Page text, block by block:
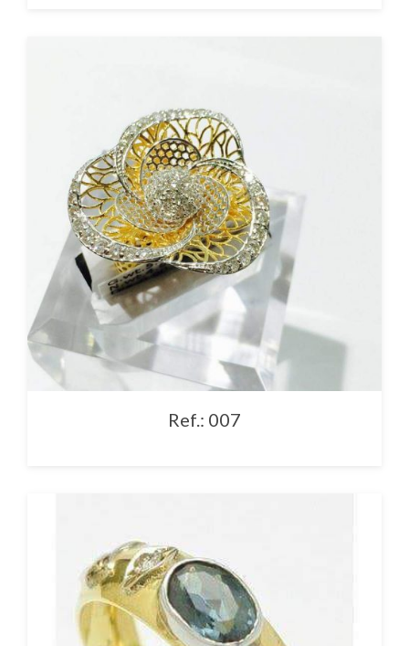
Ref.: 007